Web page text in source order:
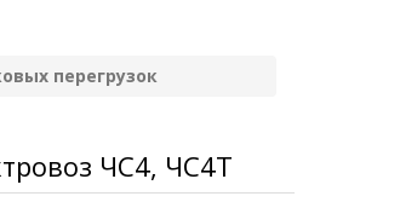
перегрузок
ЧС4, ЧС4Т